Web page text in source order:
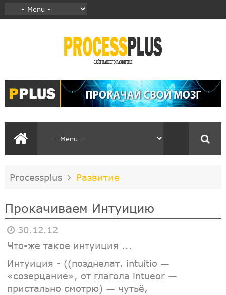
Processplus Развитие
Прокачиваем Интуицию
30.12.12
Что-же такое интуиция ...
Интуиция - ((позднелат. intuitio —
«созерцание», от глагола intueor —
пристально смотрю) — чутьё,